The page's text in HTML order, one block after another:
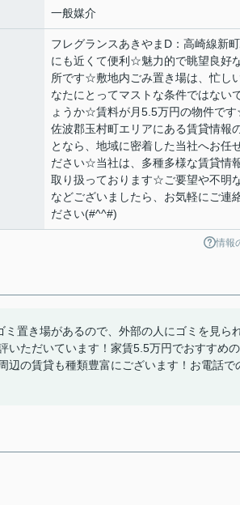
一般媒介
フレグランスあきやまD：高崎線新
にも近くて便利☆魅力的で眺望良好
所です☆敷地内ごみ置き場は、忙し
なたにとってマストな条件ではない
ょうか☆賃料が月5.5万円の物件で
佐波郡玉村町エリアにある賃貸情報
となら、地域に密着した当社へお任
ださい☆当社は、多種多様な賃貸情
取り扱っております☆ご要望や不明
などございましたら、お気軽にご連
ださい(#^^#)
情報
置き場があるので、外部の人にゴミを見ら
いただいています！家賃5.5万円でおすすめの
辺の賃貸も種類豊富にございます！お電話で